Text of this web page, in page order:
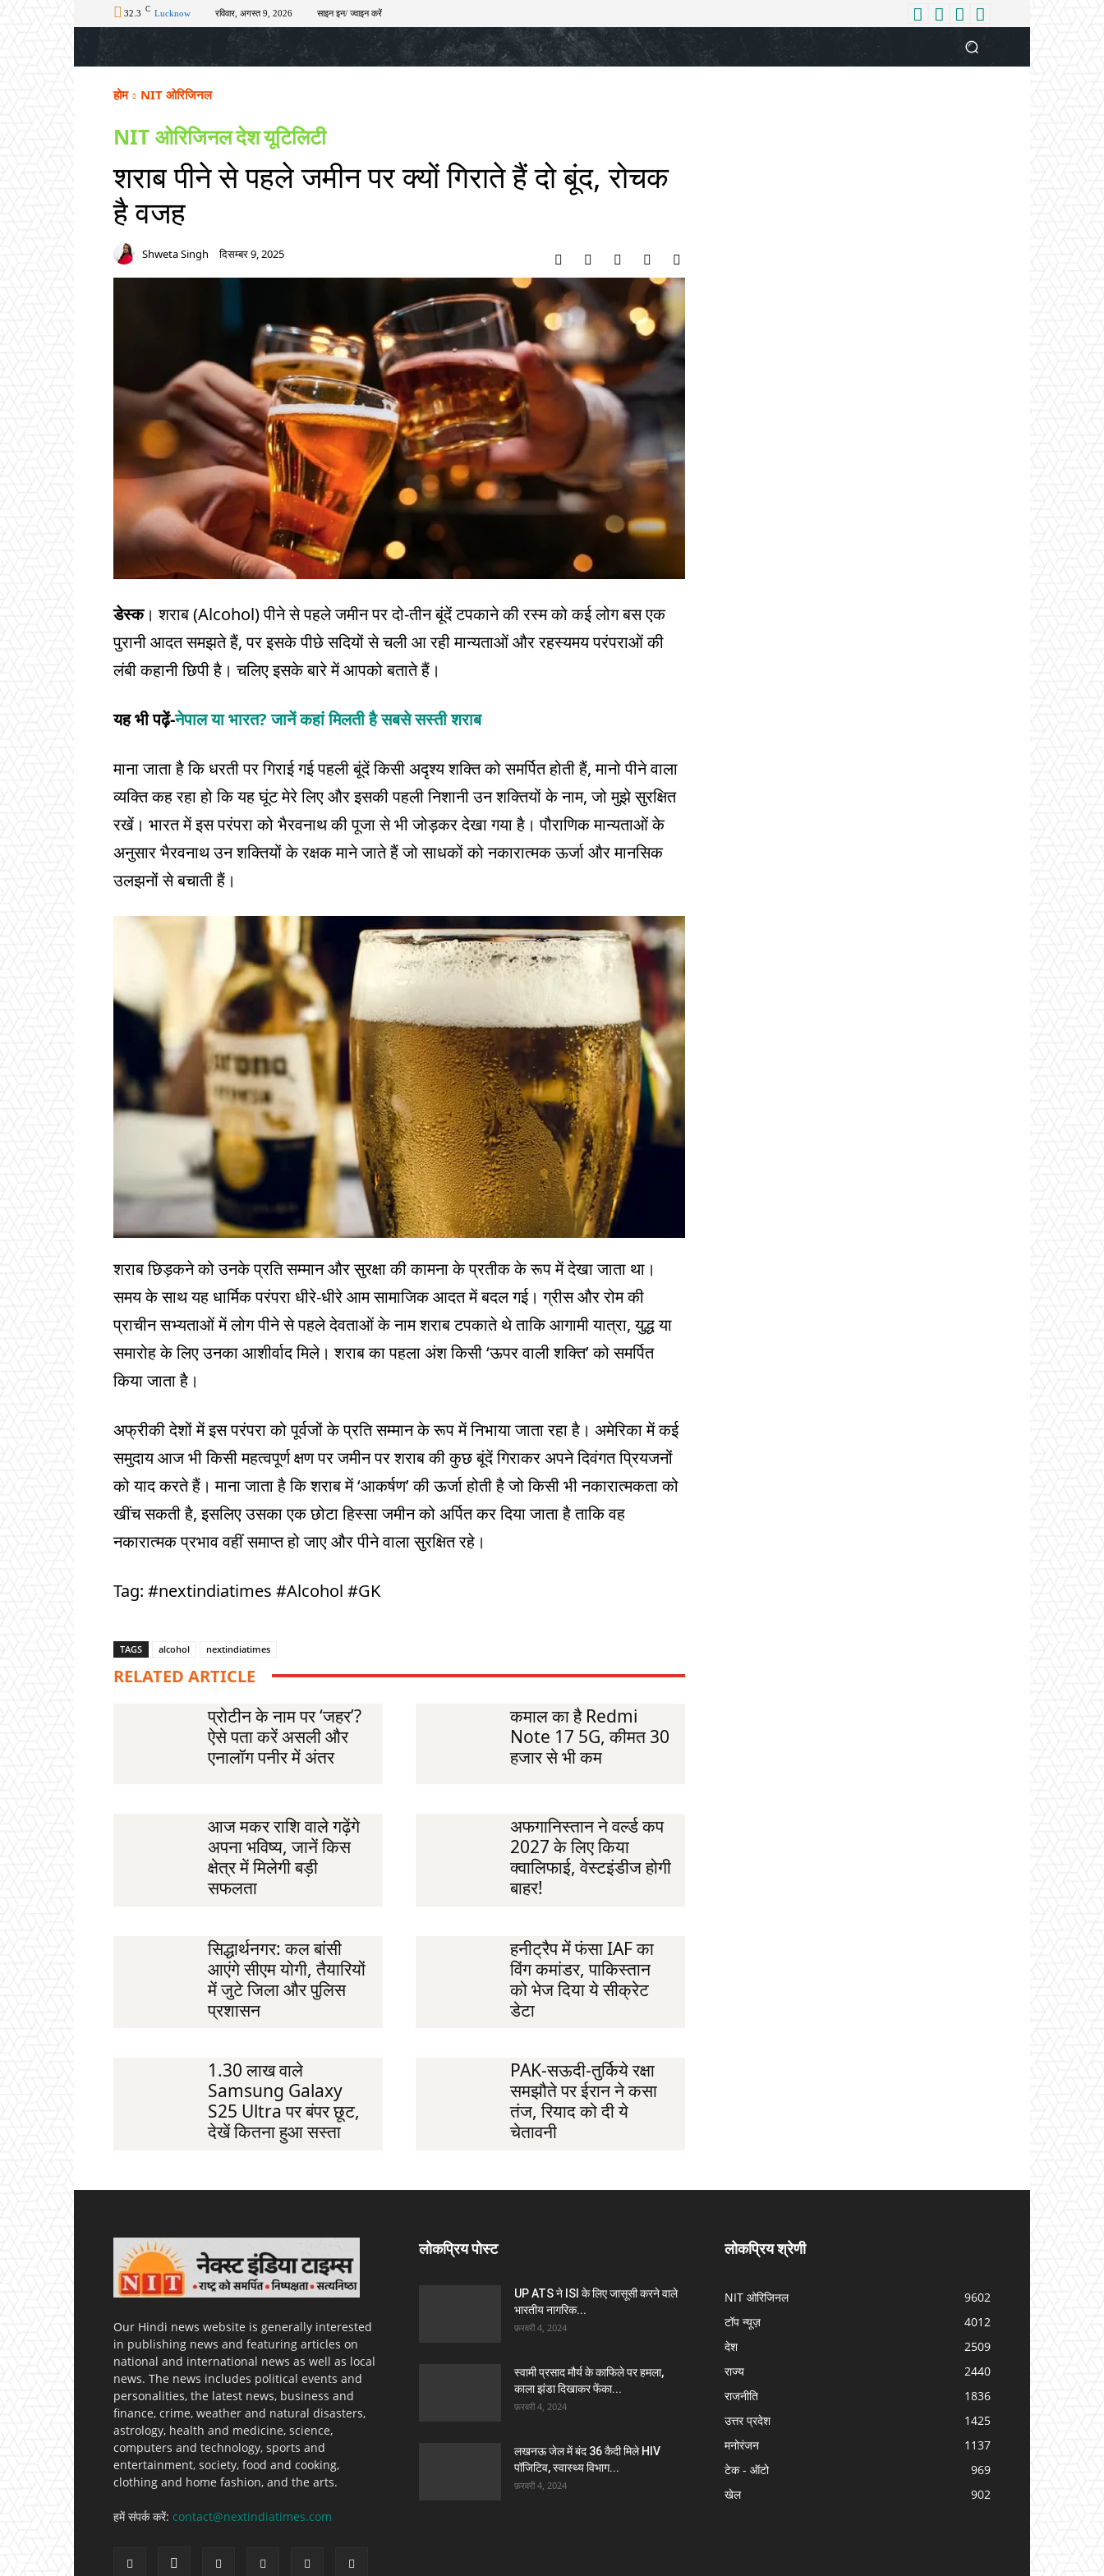
32.3 C Lucknow रविवार, अगस्त 9, 2026 साइन इन/ ज्वाइन करें
अपराध चुनाव खेल टेक – ऑटो राज्य मनोरंजन लाइफस्टाइल बिजनेस आपकी आवाज
होम NIT ओरिजिनल
NIT ओरिजिनलदेशयूटिलिटी
शराब पीने से पहले जमीन पर क्यों गिराते हैं दो बूंद, रोचक
है वजह
Shweta Singh दिसम्बर 9, 2025
डेस्क। शराब (Alcohol) पीने से पहले जमीन पर दो-तीन बूंदें टपकाने की रस्म को कई लोग बस एक
पुरानी आदत समझते हैं, पर इसके पीछे सदियों से चली आ रही मान्यताओं और रहस्यमय परंपराओं की
लंबी कहानी छिपी है। चलिए इसके बारे में आपको बताते हैं।
यह भी पढ़ें-नेपाल या भारत? जानें कहां मिलती है सबसे सस्ती शराब
माना जाता है कि धरती पर गिराई गई पहली बूंदें किसी अदृश्य शक्ति को समर्पित होती हैं, मानो पीने वाला
व्यक्ति कह रहा हो कि यह घूंट मेरे लिए और इसकी पहली निशानी उन शक्तियों के नाम, जो मुझे सुरक्षित
रखें। भारत में इस परंपरा को भैरवनाथ की पूजा से भी जोड़कर देखा गया है। पौराणिक मान्यताओं के
अनुसार भैरवनाथ उन शक्तियों के रक्षक माने जाते हैं जो साधकों को नकारात्मक ऊर्जा और मानसिक
उलझनों से बचाती हैं।
शराब छिड़कने को उनके प्रति सम्मान और सुरक्षा की कामना के प्रतीक के रूप में देखा जाता था।
समय के साथ यह धार्मिक परंपरा धीरे-धीरे आम सामाजिक आदत में बदल गई। ग्रीस और रोम की
प्राचीन सभ्यताओं में लोग पीने से पहले देवताओं के नाम शराब टपकाते थे ताकि आगामी यात्रा, युद्ध या
समारोह के लिए उनका आशीर्वाद मिले। शराब का पहला अंश किसी ‘ऊपर वाली शक्ति’ को समर्पित
किया जाता है।
अफ्रीकी देशों में इस परंपरा को पूर्वजों के प्रति सम्मान के रूप में निभाया जाता रहा है। अमेरिका में कई
समुदाय आज भी किसी महत्वपूर्ण क्षण पर जमीन पर शराब की कुछ बूंदें गिराकर अपने दिवंगत प्रियजनों
को याद करते हैं। माना जाता है कि शराब में ‘आकर्षण’ की ऊर्जा होती है जो किसी भी नकारात्मकता को
खींच सकती है, इसलिए उसका एक छोटा हिस्सा जमीन को अर्पित कर दिया जाता है ताकि वह
नकारात्मक प्रभाव वहीं समाप्त हो जाए और पीने वाला सुरक्षित रहे।
Tag: #nextindiatimes #Alcohol #GK
TAGS alcohol nextindiatimes
RELATED ARTICLE
प्रोटीन के नाम पर ‘जहर’?
ऐसे पता करें असली और
एनालॉग पनीर में अंतर
कमाल का है Redmi
Note 17 5G, कीमत 30
हजार से भी कम
आज मकर राशि वाले गढ़ेंगे
अपना भविष्य, जानें किस
क्षेत्र में मिलेगी बड़ी
सफलता
अफगानिस्तान ने वर्ल्ड कप
2027 के लिए किया
क्वालिफाई, वेस्टइंडीज होगी
बाहर!
सिद्धार्थनगर: कल बांसी
आएंगे सीएम योगी, तैयारियों
में जुटे जिला और पुलिस
प्रशासन
हनीट्रैप में फंसा IAF का
विंग कमांडर, पाकिस्तान
को भेज दिया ये सीक्रेट
डेटा
1.30 लाख वाले
Samsung Galaxy
S25 Ultra पर बंपर छूट,
देखें कितना हुआ सस्ता
PAK-सऊदी-तुर्किये रक्षा
समझौते पर ईरान ने कसा
तंज, रियाद को दी ये
चेतावनी
Our Hindi news website is generally interested
in publishing news and featuring articles on
national and international news as well as local
news. The news includes political events and
personalities, the latest news, business and
finance, crime, weather and natural disasters,
astrology, health and medicine, science,
computers and technology, sports and
entertainment, society, food and cooking,
clothing and home fashion, and the arts.
हमें संपर्क करें: contact@nextindiatimes.com
लोकप्रिय पोस्ट
UP ATS ने ISI के लिए जासूसी करने वाले
भारतीय नागरिक...
फ़रवरी 4, 2024
स्वामी प्रसाद मौर्य के काफिले पर हमला,
काला झंडा दिखाकर फेंका...
फ़रवरी 4, 2024
लखनऊ जेल में बंद 36 कैदी मिले HIV
पॉजिटिव, स्वास्थ्य विभाग...
फ़रवरी 4, 2024
लोकप्रिय श्रेणी
NIT ओरिजिनल
9602
टॉप न्यूज़
4012
देश
2509
राज्य
2440
राजनीति
1836
उत्तर प्रदेश
1425
मनोरंजन
1137
टेक - ऑटो
969
खेल
902